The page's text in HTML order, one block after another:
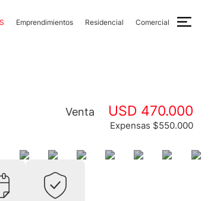
Emprendimientos Residencial Comercial
Venta USD 470.000
Expensas $550.000